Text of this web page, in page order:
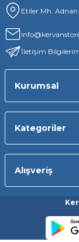
Etiler Mh.
İletişim
Kurumsal
Kategoriler
Alışveriş